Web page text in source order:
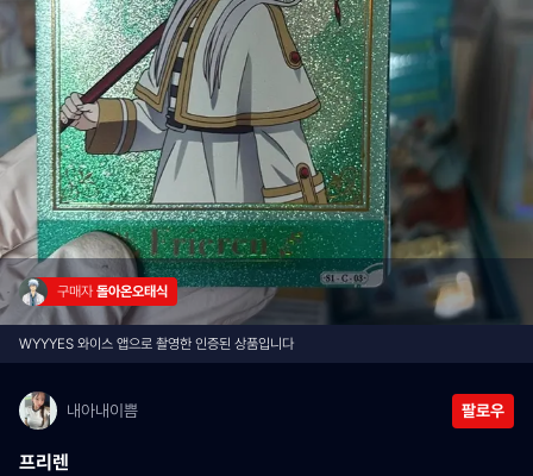
구매자 돌아온오태식
WYYYES 와이스 앱으로 촬영한 인증된 상품입니다
내아내이쁨 팔로우
프리렌